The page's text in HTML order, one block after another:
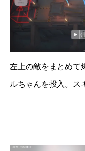
左上の敵をまとめて
ルちゃんを投入。ス